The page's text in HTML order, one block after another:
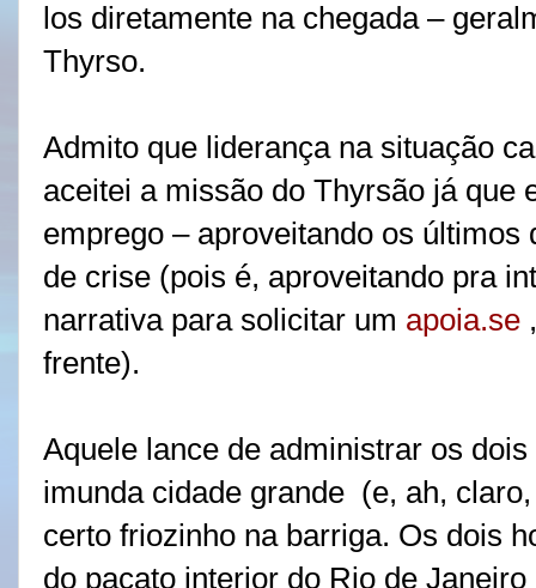
los diretamente na chegada –
Thyrso.
Admito que liderança na situação
aceitei a missão do Thyrsão já que
emprego – aproveitando os
de crise (pois é, aproveitando pra
narrativa para solicitar um apoia.se
frente).
Aquele lance de administrar os
imunda cidade grande (e, ah,
certo friozinho na barriga. Os dois
do pacato interior do Rio de